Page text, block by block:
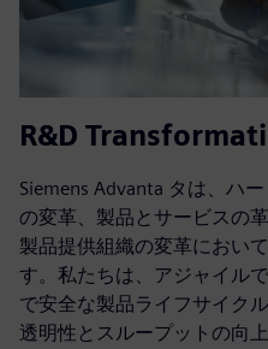
R&D
Siemens Advanta タは、ハ
の変革、製品とサービスの
製品提供組織の変革におい
す。私たちは、アジャイル
で安全な製品ライフサイク
透明性とスループットの向